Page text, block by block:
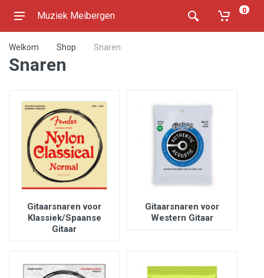
Muziek Meibergen 0
Welkom Shop Snaren
Snaren
Gitaarsnaren voor
Klassiek/Spaanse
Gitaar
Gitaarsnaren voor
Western Gitaar